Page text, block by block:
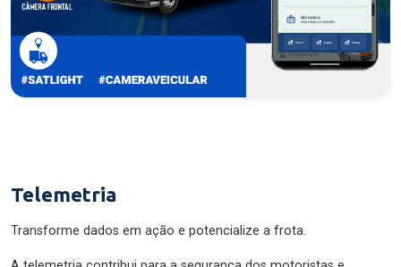
Telemetria
Transforme dados em ação e potencialize a frota.